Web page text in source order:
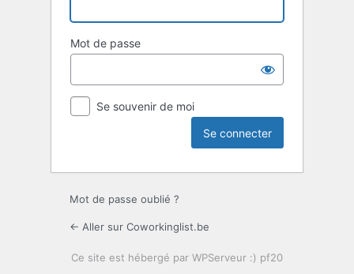
Mot de passe
Se souvenir de moi
Mot de passe oublié ?
← Aller sur Coworkinglist.be